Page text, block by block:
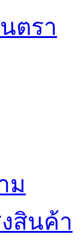
ตรา
ม
สินค้า